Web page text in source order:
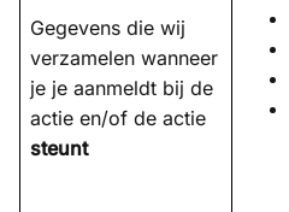
Gegevens die wij
verzamelen wanneer
je je aanmeldt bij de
actie en/of de actie
steunt